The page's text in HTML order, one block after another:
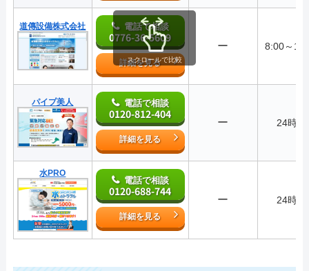
道傳設備株式会社 電話で相談
0776-36-5609
詳細を見る
ー 8:00～
パイプ美人 電話で相談
0120-812-404
詳細を見る
ー 24時間
水PRO
電話で相談
0120-688-744
詳細を見る
ー 24時間
スクロールで比較